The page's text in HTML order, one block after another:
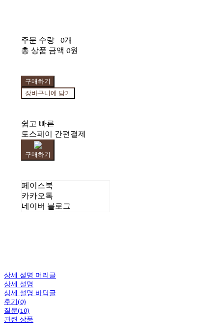
주문 수량
0개
총 상품 금액 0원
구매하기
장바구니에 담기
쉽고 빠른
토스페이 간편결제
구매하기
페이스북
카카오톡
네이버 블로그
상세 설명 머리글
상세 설명
상세 설명 바닥글
후기(0)
질문(10)
관련 상품